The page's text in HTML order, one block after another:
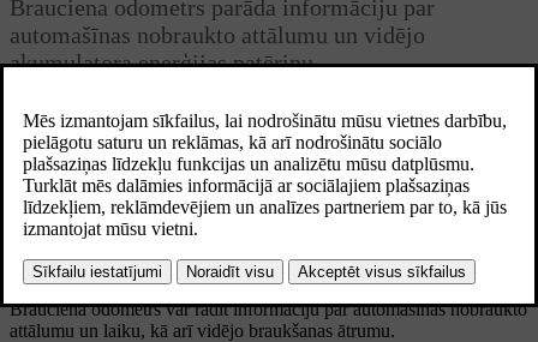
Brauciena odometrs parāda informāciju par
automašīnas nobraukto attālumu un vidējo
akumulatora enerģijas patēriņu.
Jūsu automašīnā ir brauciena odometrs un nobraukuma skaitītājs.
Brauciena odometrs var rādīt informāciju par automašīnas nobraukto
attālumu un laiku, kā arī vidējo braukšanas ātrumu.